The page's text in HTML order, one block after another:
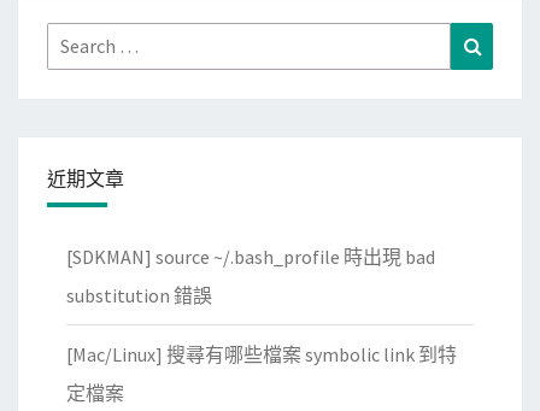
Search
for:
近期文章
[SDKMAN] source ~/.bash_profile 時出現 bad
substitution 錯誤
[Mac/Linux] 搜尋有哪些檔案 symbolic link 到特
定檔案